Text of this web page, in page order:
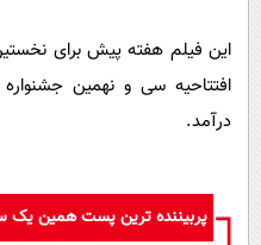
این فیلم هفته پیش برای
افتتاحیه سی و نهمین جشنواره
درآمد.
پربیننده ترین پست همین یک